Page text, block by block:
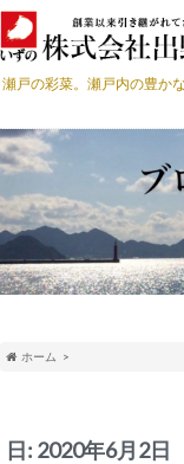
瀬戸の彩菜。瀬戸内の豊か
ホーム
日: 2020年6月2日